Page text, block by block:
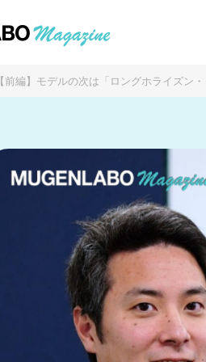
【前編】モデルの次は「ロングホライズ